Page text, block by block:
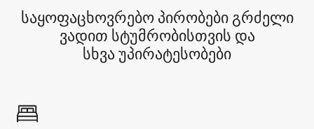
საყოფაცხოვრებო პირობები გრძელი
ვადით სტუმრობისთვის და
სხვა უპირატესობები